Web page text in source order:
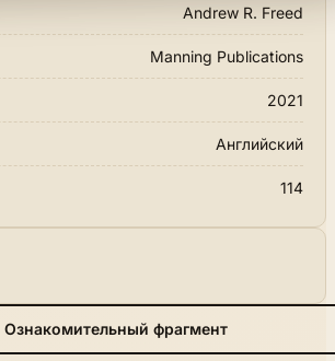
Andrew R. Freed
Manning Publications
2021
Английский
114
Ознакомительный фрагмент